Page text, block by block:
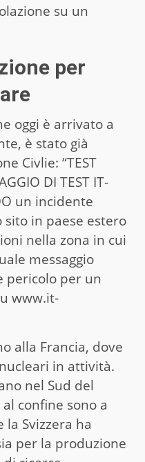
su un
per
oggi è arrivato a
è stato già
Civlie: “TEST
DI TEST IT-
un incidente
in paese estero
nella zona in cui
messaggio
pericolo per un
www.it-
alla Francia, dove
in attività.
nel Sud del
confine sono a
la Svizzera ha
per la produzione